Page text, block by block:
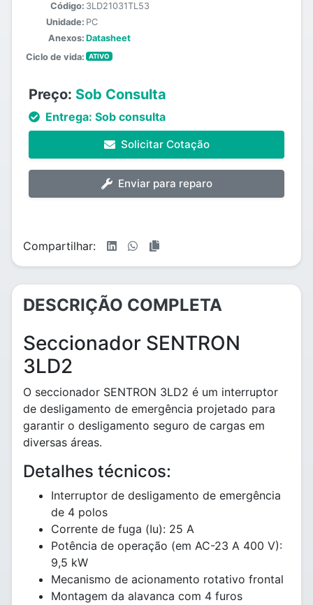
Código: 3LD21031TL53
Unidade: PC
Anexos: Datasheet
Ciclo de vida:
ATIVO
Preço: Sob Consulta
Entrega: Sob consulta
Solicitar Cotação
Enviar para reparo
Compartilhar:
DESCRIÇÃO COMPLETA
Seccionador SENTRON
3LD2
O seccionador SENTRON 3LD2 é um interruptor
de desligamento de emergência projetado para
garantir o desligamento seguro de cargas em
diversas áreas.
Detalhes técnicos:
Interruptor de desligamento de emergência
de 4 polos
Corrente de fuga (Iu): 25 A
Potência de operação (em AC-23 A 400 V):
9,5 kW
Mecanismo de acionamento rotativo frontal
Montagem da alavanca com 4 furos